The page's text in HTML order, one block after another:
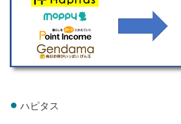
ハピタス